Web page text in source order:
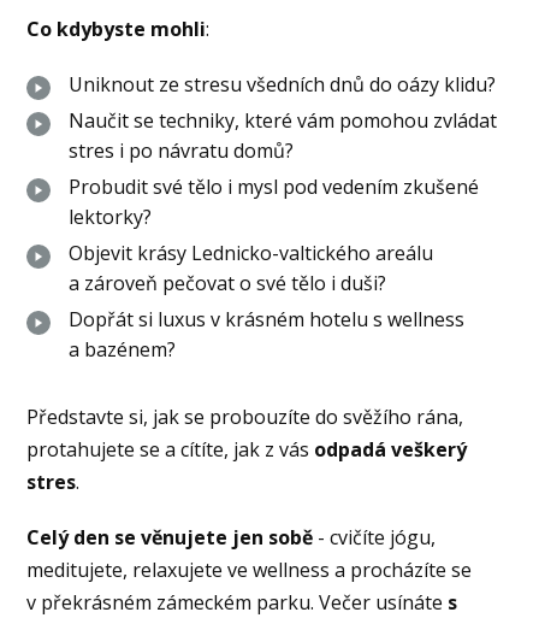
Co kdybyste mohli:
Uniknout ze stresu všedních dnů do oázy klidu?
Naučit se techniky, které vám pomohou zvládat
stres i po návratu domů?
Probudit své tělo i mysl pod vedením zkušené
lektorky?
Objevit krásy Lednicko-valtického areálu
a zároveň pečovat o své tělo i duši?
Dopřát si luxus v krásném hotelu s wellness
a bazénem?
Představte si, jak se probouzíte do svěžího rána,
protahujete se a cítíte, jak z vás odpadá veškerý
stres.
Celý den se věnujete jen sobě - cvičíte jógu,
meditujete, relaxujete ve wellness a procházíte se
v překrásném zámeckém parku. Večer usínáte s